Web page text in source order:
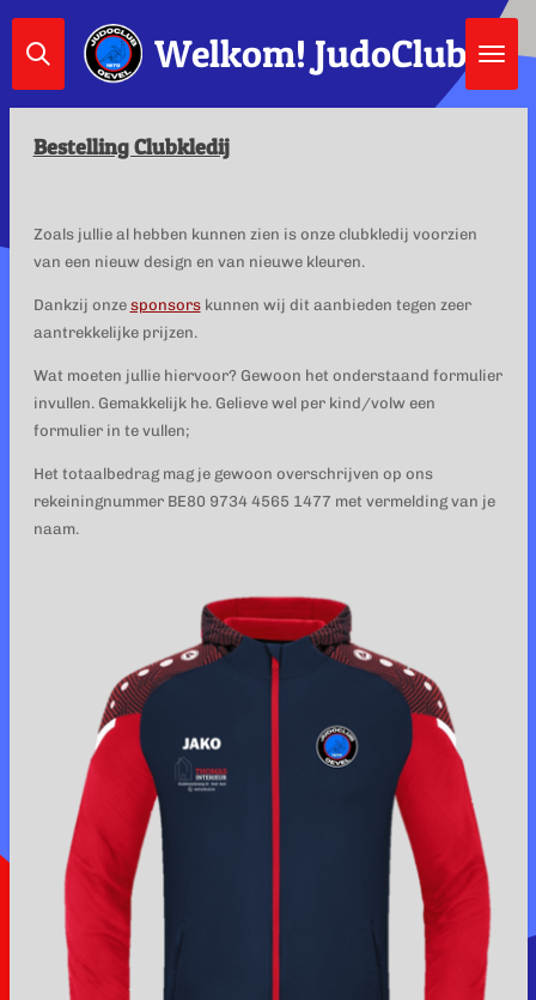
Ga
direct
de
hoofdinhoud
Welkom! JudoClub
Bestelling Clubkledij
Zoals jullie al hebben kunnen zien is onze clubkledij voorzien
van een nieuw design en van nieuwe kleuren.
Dankzij onze sponsorskunnen wij dit aanbieden tegen zeer
aantrekkelijke prijzen.
Wat moeten jullie hiervoor? Gewoon het onderstaand formulier
invullen. Gemakkelijk he. Gelieve wel per kind/volw een
formulier in te vullen;
Het totaalbedrag mag je gewoon overschrijven op ons
rekeiningnummer BE80 9734 4565 1477 met vermelding van je
naam.